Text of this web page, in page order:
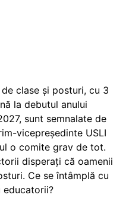
clase și posturi, cu 3
la debutul anului
sunt semnalate de
vicepreședinte USLI
o comite grav de tot.
disperați că oamenii
Ce se întâmplă cu